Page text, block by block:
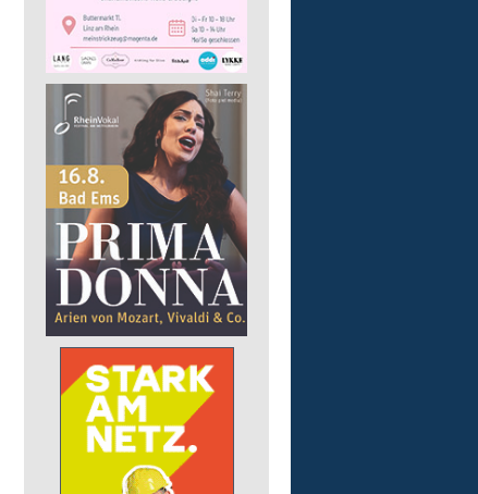
Pädagogische
für die
Lebenshilfe im Landkreis
GmbH
57632 Flammersfeld